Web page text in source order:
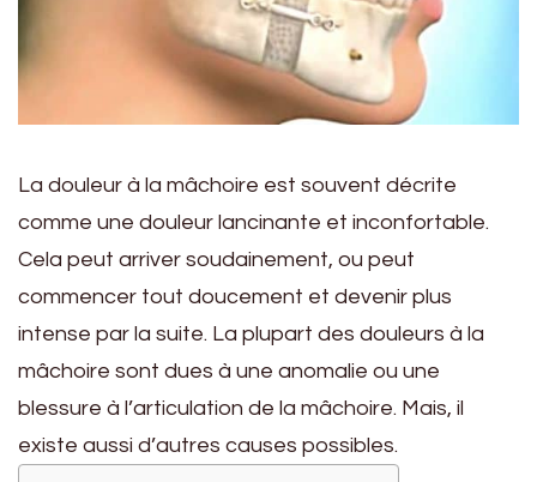
La douleur à la mâchoire est souvent décrite
comme une douleur lancinante et inconfortable.
Cela peut arriver soudainement, ou peut
commencer tout doucement et devenir plus
intense par la suite. La plupart des douleurs à la
mâchoire sont dues à une anomalie ou une
blessure à l’articulation de la mâchoire. Mais, il
existe aussi d’autres causes possibles.